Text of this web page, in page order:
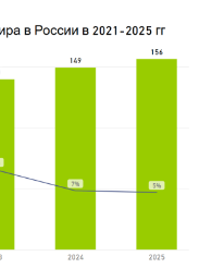
и электронных деловых и
обзоров рынка;
и консалтинговых
DISCOVERY Research